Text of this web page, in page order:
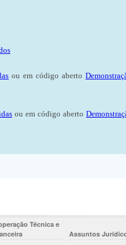
ou em código aberto
ou em código aberto
Técnica e
Assuntos